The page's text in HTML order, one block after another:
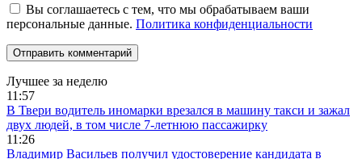
Вы соглашаетесь с тем, что мы обрабатываем ваши
персональные данные. Политика конфиденциальности
Лучшее за неделю
11:57
В Твери водитель иномарки врезался в машину такси и зажал
двух людей, в том числе 7-летнюю пассажирку
11:26
Владимир Васильев получил удостоверение кандидата в